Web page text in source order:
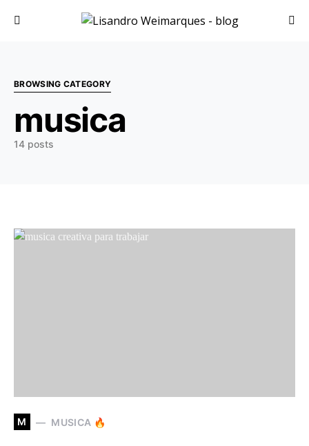
Search for:
BROWSING CATEGORY
musica
14 posts
M MUSICA 🔥